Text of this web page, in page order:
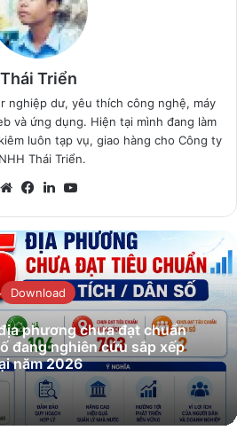
Thái Triển
nghiệp dư, yêu thích công nghệ, máy
và ứng dụng. Hiện tại mình đang làm
luôn tạp vụ, giao hàng cho Công ty
Thái Triển.
WebsiteFacebook
LinkedIn
Download
phương chưa đạt chuẩn
đang nghiên cứu sắp xếp
năm 2026